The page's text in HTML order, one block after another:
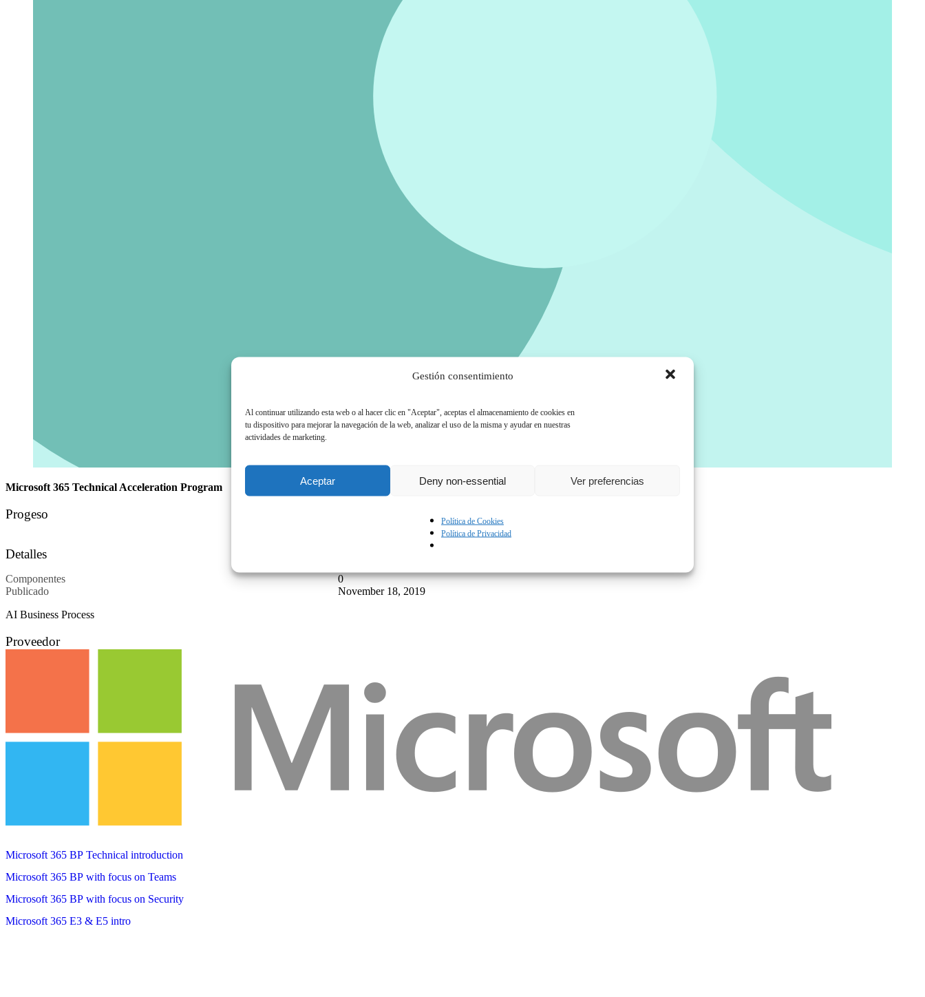
Gestión consentimiento
Al continuar utilizando esta web o al hacer clic en "Aceptar", aceptas el almacenamiento de cookies en
tu dispositivo para mejorar la navegación de la web, analizar el uso de la misma y ayudar en nuestras
actividades de marketing.
Aceptar Deny non-essential Ver preferencias
Política de Cookies
Política de Privacidad
Microsoft 365 Technical Acceleration Program
Progeso
0%
Detalles
Componentes
0
Publicado
November 18, 2019
AI Business Process
Proveedor
Microsoft 365 BP Technical introduction
Microsoft 365 BP with focus on Teams
Microsoft 365 BP with focus on Security
Microsoft 365 E3 & E5 intro